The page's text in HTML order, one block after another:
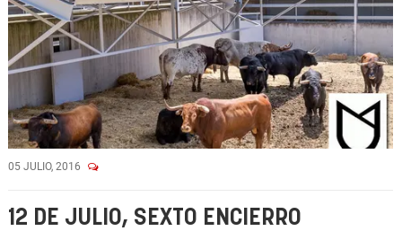
05 JULIO, 2016
12 DE JULIO, SEXTO ENCIERRO